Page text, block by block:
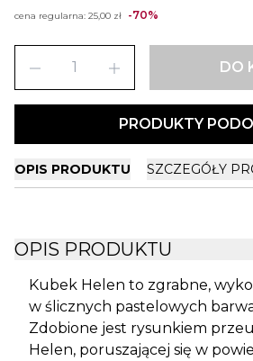
cena regularna: 25,00 zł -70%
remove add DO
PRODUKTY
OPIS PRODUKTU SZCZEGÓŁY
OPIS PRODUKTU
Kubek Helen to zgrabne,
w ślicznych pastelowych
Zdobione jest rysunkiem
Helen, poruszającej się w